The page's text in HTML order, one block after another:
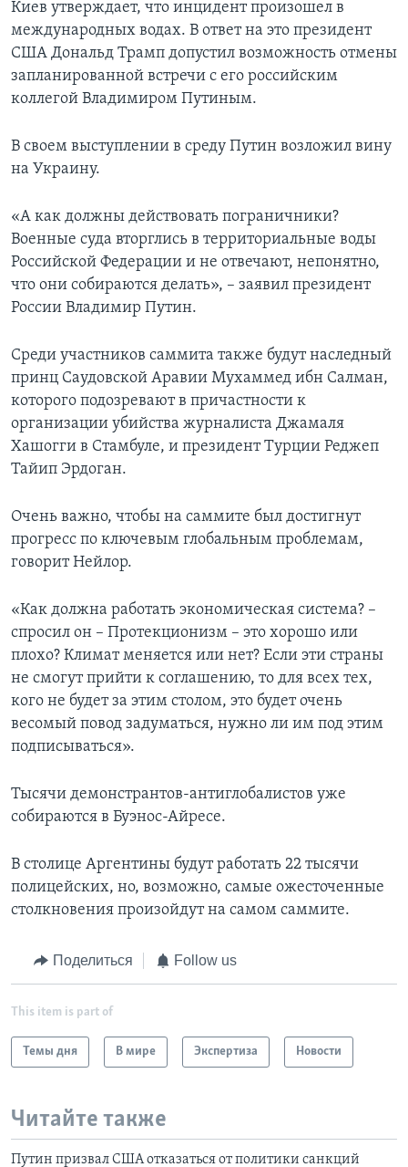
Киев утверждает, что инцидент произошел в
международных водах. В ответ на это президент
США Дональд Трамп допустил возможность отмены
запланированной встречи с его российским
коллегой Владимиром Путиным.
В своем выступлении в среду Путин возложил вину
на Украину.
«А как должны действовать пограничники?
Военные суда вторглись в территориальные воды
Российской Федерации и не отвечают, непонятно,
что они собираются делать», – заявил президент
России Владимир Путин.
Среди участников саммита также будут наследный
принц Саудовской Аравии Мухаммед ибн Салман,
которого подозревают в причастности к
организации убийства журналиста Джамаля
Хашогги в Стамбуле, и президент Турции Реджеп
Тайип Эрдоган.
Очень важно, чтобы на саммите был достигнут
прогресс по ключевым глобальным проблемам,
говорит Нейлор.
«Как должна работать экономическая система? –
спросил он – Протекционизм – это хорошо или
плохо? Климат меняется или нет? Если эти страны
не смогут прийти к соглашению, то для всех тех,
кого не будет за этим столом, это будет очень
весомый повод задуматься, нужно ли им под этим
подписываться».
Тысячи демонстрантов-антиглобалистов уже
собираются в Буэнос-Айресе.
В столице Аргентины будут работать 22 тысячи
полицейских, но, возможно, самые ожесточенные
столкновения произойдут на самом саммите.
Поделиться Follow us
This item is part of
Темы дня В мире Экспертиза Новости
Читайте также
Путин призвал США отказаться от политики санкций